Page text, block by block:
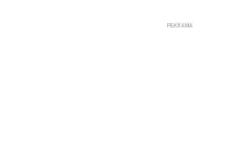
РЕКЛАМА